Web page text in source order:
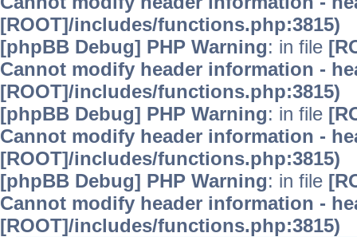
[ROOT]/includes/functions.php:3815)
[phpBB Debug] PHP Warning: in file
Cannot modify header information -
[ROOT]/includes/functions.php:3815)
[phpBB Debug] PHP Warning: in file
Cannot modify header information -
[ROOT]/includes/functions.php:3815)
[phpBB Debug] PHP Warning: in file
Cannot modify header information -
[ROOT]/includes/functions.php:3815)